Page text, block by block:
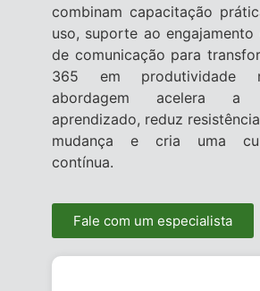
combinam capacitação
uso, suporte ao engajamento
de comunicação para
365 em produtividade
abordagem acelera
aprendizado, reduz
mudança e cria uma
contínua.
Fale com um especialista